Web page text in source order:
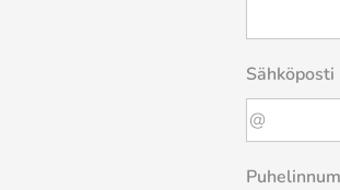
Sähköposti